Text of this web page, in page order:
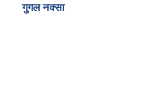
गुगल नक्सा